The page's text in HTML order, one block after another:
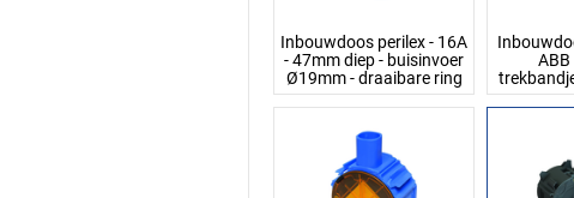
Inbouwdoos perilex - 16A
- 47mm diep - buisinvoer
Ø19mm - draaibare ring
ABB